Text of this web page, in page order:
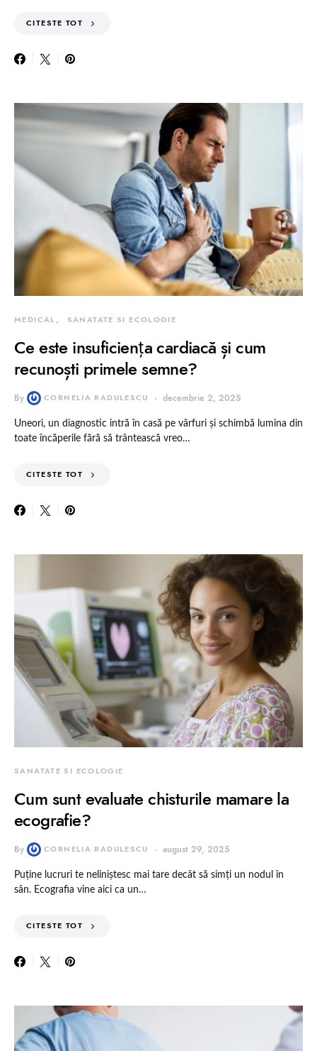
CITESTE TOT
MEDICAL SANATATE SI ECOLOGIE
Ce este insuficiența cardiacă și cum
recunoști primele semne?
By CORNELIA RADULESCU decembrie 2, 2025
Uneori, un diagnostic intră în casă pe vârfuri și schimbă lumina din
toate încăperile fără să trântească vreo…
CITESTE TOT
SANATATE SI ECOLOGIE
Cum sunt evaluate chisturile mamare la
ecografie?
By CORNELIA RADULESCU august 29, 2025
Puține lucruri te neliniștesc mai tare decât să simți un nodul în
sân. Ecografia vine aici ca un…
CITESTE TOT